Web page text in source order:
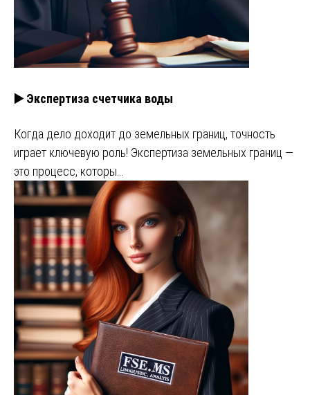
▶️ Экспертиза счетчика воды
Когда дело доходит до земельных границ, точность
играет ключевую роль! Экспертиза земельных границ —
это процесс, которы…